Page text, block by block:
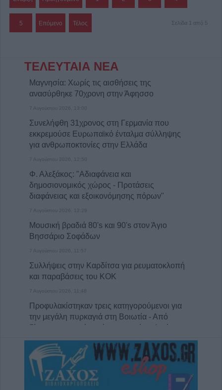
5 Επόμενο Τέλος Σελίδα 1 από 5
ΤΕΛΕΥΤΑΙΑ ΝΕΑ
Μαγνησία: Χωρίς τις αισθήσεις της
ανασύρθηκε 70χρονη στην Άφησσο
7 Αυγούστου 2026, 13:00
Συνελήφθη 31χρονος στη Γερμανία που
εκκρεμούσε Ευρωπαϊκό ένταλμα σύλληψης
για ανθρωποκτονίες στην Ελλάδα
7 Αυγούστου 2026, 12:50
Φ. Αλεξάκος: "Αδιαφάνεια και
δημοσιονομικός χώρος - Προτάσεις
διαφάνειας και εξοικονόμησης πόρων"
7 Αυγούστου 2026, 12:29
Μουσική βραδιά 80's και 90's στον Άγιο
Βησσάριο Σοφάδων
7 Αυγούστου 2026, 11:57
Συλλήψεις στην Καρδίτσα για ρευματοκλοπή
και παραβάσεις του ΚΟΚ
7 Αυγούστου 2026, 11:48
Προφυλακίστηκαν τρεις κατηγορούμενοι για
την μεγάλη πυρκαγιά στη Βοιωτία - Από
δίκτυο μεταφοράς ρεύματος από αιολικό
πάρκο η έναρξη της πυρκαγιάς
7 Αυγούστου 2026, 11:42
Κράτησε Οκόρο και για τη νέα σεζόν ο ΑΣΚ
7 Αυγούστου 2026, 11:35